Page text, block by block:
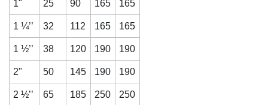
1" 25 90 165 165
1 ¼’’ 32 112 165 165
1 ½’’ 38 120 190 190
2" 50 145 190 190
2 ½’’ 65 185 250 250